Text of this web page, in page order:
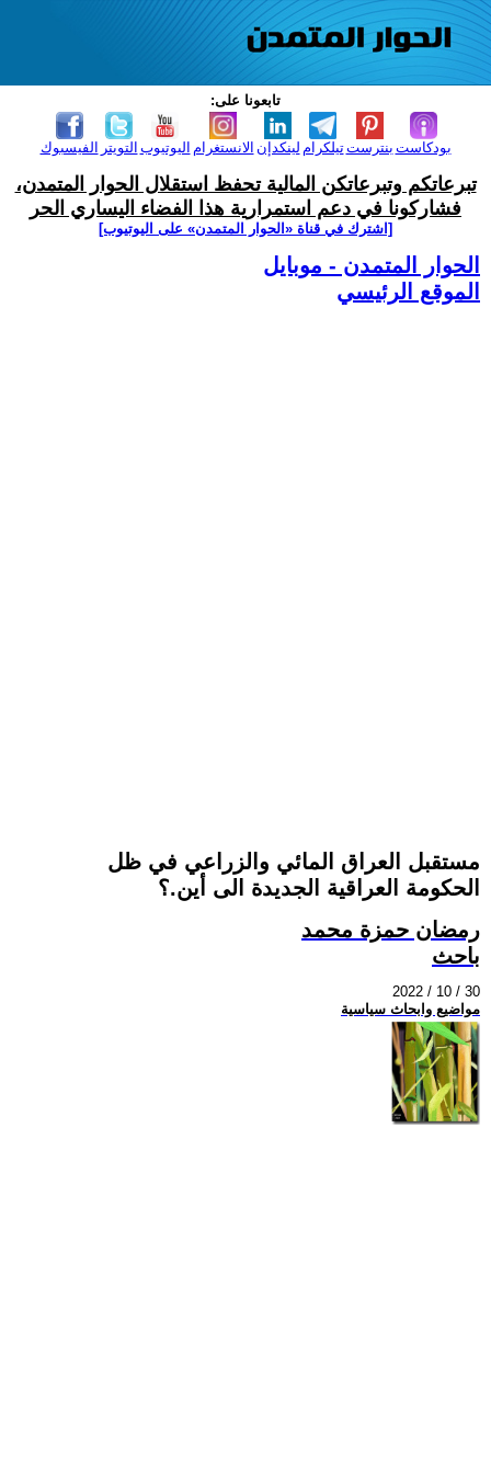
تابعونا على:
الفيسبوك التويتر اليوتيوب الانستغرام لينكدإن تيلكرامبنترست بودكاست
تبرعاتكم وتبرعاتكن المالية تحفظ استقلال الحوار المتمدن،
فشاركونا في دعم استمرارية هذا الفضاء اليساري الحر
[اشترك في قناة ‫«الحوار المتمدن» على اليوتيوب]
الحوار المتمدن - موبايل
الموقع الرئيسي
مستقبل العراق المائي والزراعي في ظل
الحكومة العراقية الجديدة الى أين.؟
رمضان حمزة محمد
باحث
2022 / 10 / 30
مواضيع وابحاث سياسية